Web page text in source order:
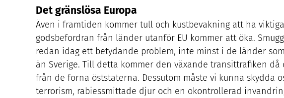
Det gränslösa Europa
Även i framtiden kommer tull och kustbevakning att ha
godsbefordran från länder utanför EU kommer att öka.
redan idag ett betydande problem, inte minst i de länder
än Sverige. Till detta kommer den växande transittrafiken
från de forna öststaterna. Dessutom måste vi kunna skydda
terrorism, rabiessmittade djur och en okontrollerad